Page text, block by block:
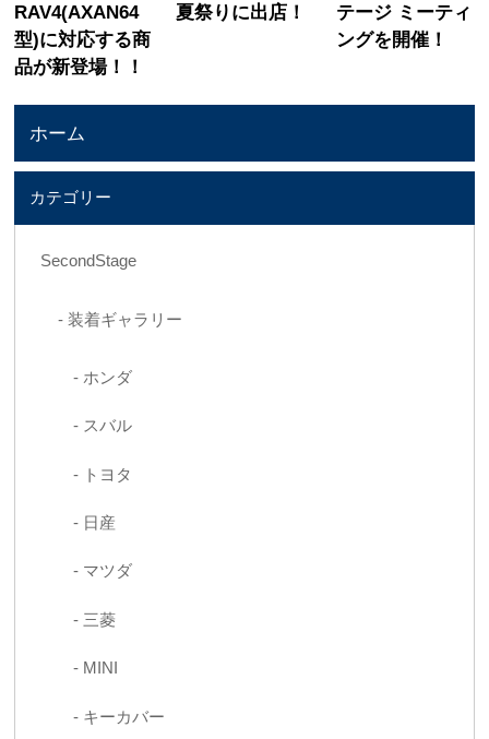
RAV4(AXAN64
型)に対応する商
品が新登場！！
夏祭りに出店！
テージ ミーティ
ングを開催！
ホーム
カテゴリー
SecondStage
装着ギャラリー
ホンダ
スバル
トヨタ
日産
マツダ
三菱
MINI
キーカバー